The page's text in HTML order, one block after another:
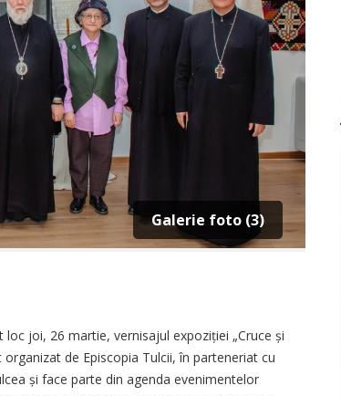
Galerie foto (3)
joi, 26 martie, vernisajul expoziției „Cruce și
de Episcopia Tulcii, în parteneriat cu
și face parte din agenda evenimentelor